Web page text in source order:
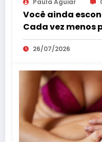
Paula Aguiar
Você ainda
Cada vez menos
26/07/2026